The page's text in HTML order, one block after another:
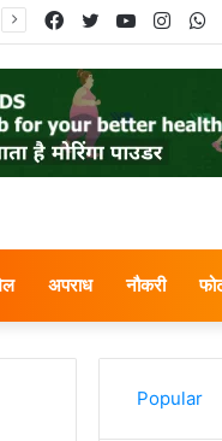
YouTube
Twitter
Facebook
अपराध नौकरी
Popular